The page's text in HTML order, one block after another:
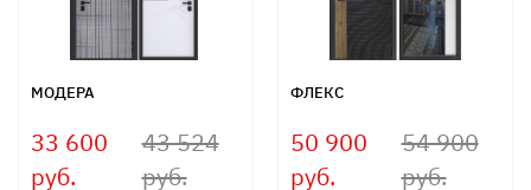
МОДЕРА
33 600
руб.
43 524
руб.
ФЛЕКС
50 900
руб.
54 900
руб.